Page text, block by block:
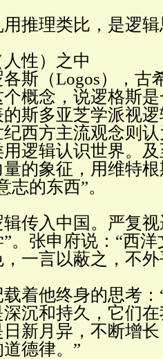
推理类比，是逻
性）之中
斯（Logos），古
概念，说逻格斯
斯多亚芝学派视
西方主流观念则
逻辑认识世界。
的象征，用维特
志的东西”。
传入中国。严复
”。张申府说： “西洋
一言以蔽之，不
着他终身的思考：
沉和持久，它们
新月异，不断增
德律。 ”